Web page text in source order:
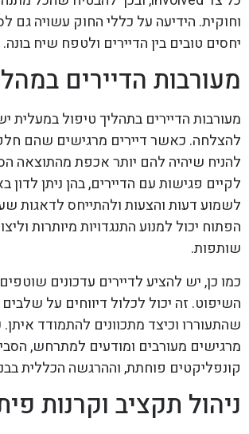
וחוקית. הידיעה על כללי החוק עשויה גם
יחסים טובים בין הדיירים ולטפח שיח בונה.
מעורבות הדיירים
מעורבות הדיירים בתהליך טיפול במעלית
להצלחה. כאשר דיירים מרגישים שהם
להניח שיהיה להם יותר אכפת מהתוצאה
לקיים פגישות עם הדיירים, בהן ניתן לדון
לשמוע דעות והצעות ולהתייחס לדאגות
הפתוח יכול למנוע התנגדויות מיותרות
שותפות.
כמו כן, יש להציע לדיירים עדכונים
השיפוט. זה יכול לכלול דיווחים על
שהתעוררו וכיצד מתכוונים להתמודד
מרגישים מעורבים ומודעים למתרחש,
קונפליקטים פוחתת, וההרגשה הכללית
ניהול תקציב וקרנות